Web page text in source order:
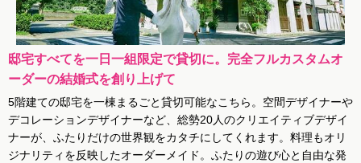
邸宅すべてを一日一組限定で貸切に。完全フルカスタムオ
ーダーの結婚式を創り上げて
5階建ての邸宅を一棟まるごと貸切可能なこちら。空間デザイナーや
デコレーションデザイナーなど、総勢20人のクリエイティブデザイ
ナーが、ふたりだけの世界観をカタチにしてくれます。料理もオリ
ジナリティを反映したオーダーメイド。ふたりの遊び心と自由な発